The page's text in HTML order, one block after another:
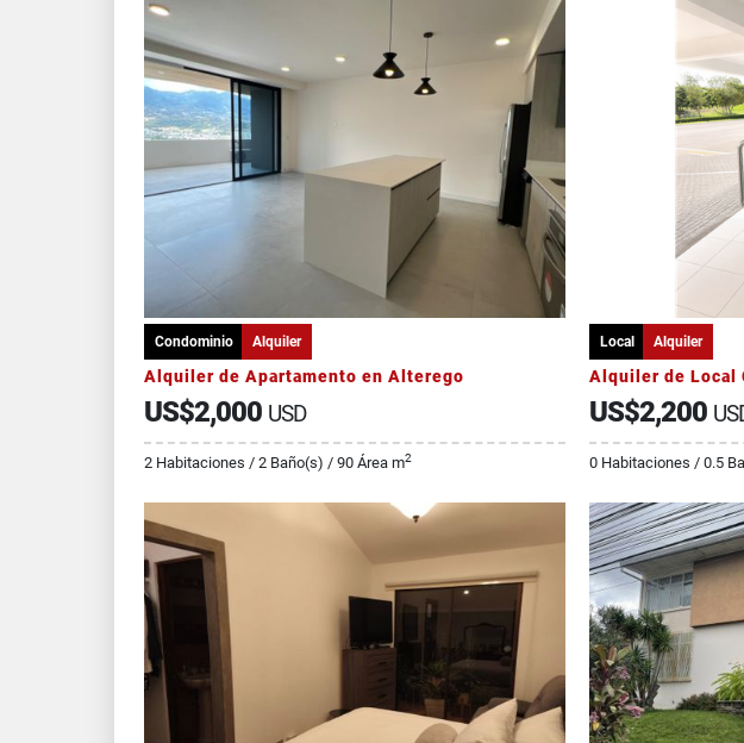
Condominio Alquiler
Alquiler de Apartamento en Alterego
US$2,000 USD
2 Habitaciones / 2 Baño(s) / 90 Área m2
Local Alquiler
Alquiler de Local
US$2,200
0 Habitaciones / 0.5